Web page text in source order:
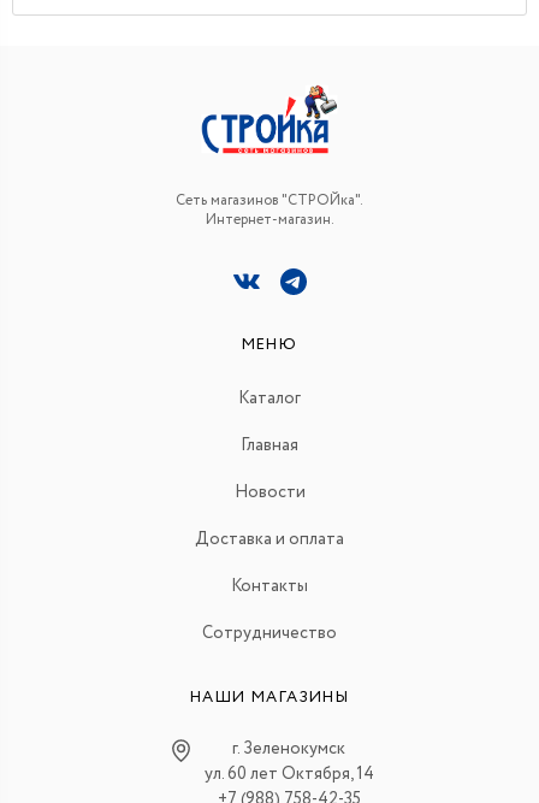
Сеть магазинов "СТРОЙка".
Интернет-магазин.
МЕНЮ
Каталог
Главная
Новости
Доставка и оплата
Контакты
Сотрудничество
НАШИ МАГАЗИНЫ
г. Зеленокумск
ул. 60 лет Октября, 14